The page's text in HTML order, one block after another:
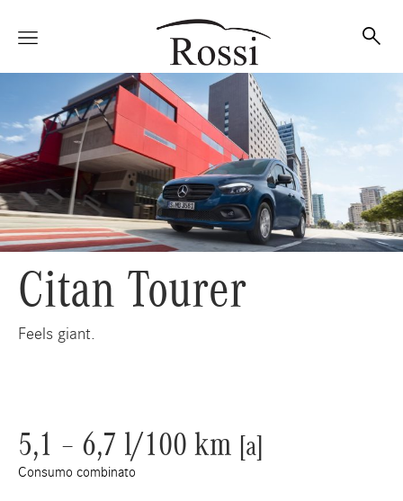
Vetture
Veicoli
Officina
Citan Tourer
Feels giant.
5,1 – 6,7 l/100 km [a]
Consumo combinato